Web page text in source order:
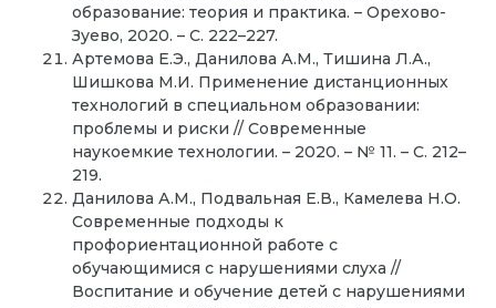
образование: теория и практика. – Орехово-
Зуево, 2020. – С. 222–227.
Артемова Е.Э., Данилова А.М., Тишина Л.А.,
Шишкова М.И. Применение дистанционных
технологий в специальном образовании:
проблемы и риски // Современные
наукоемкие технологии. – 2020. – № 11. – С. 212–
219.
Данилова А.М., Подвальная Е.В., Камелева Н.О.
Современные подходы к
профориентационной работе с
обучающимися с нарушениями слуха //
Воспитание и обучение детей с нарушениями